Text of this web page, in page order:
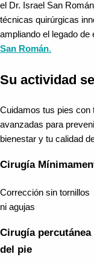
el Dr. Israel San
técnicas quirúrgicas
ampliando el legado
San Román.
Su actividad
Cuidamos tus pies con
avanzadas para
bienestar y tu calidad
Cirugía
Corrección sin tornillos
ni agujas
Cirugía percutánea
del pie